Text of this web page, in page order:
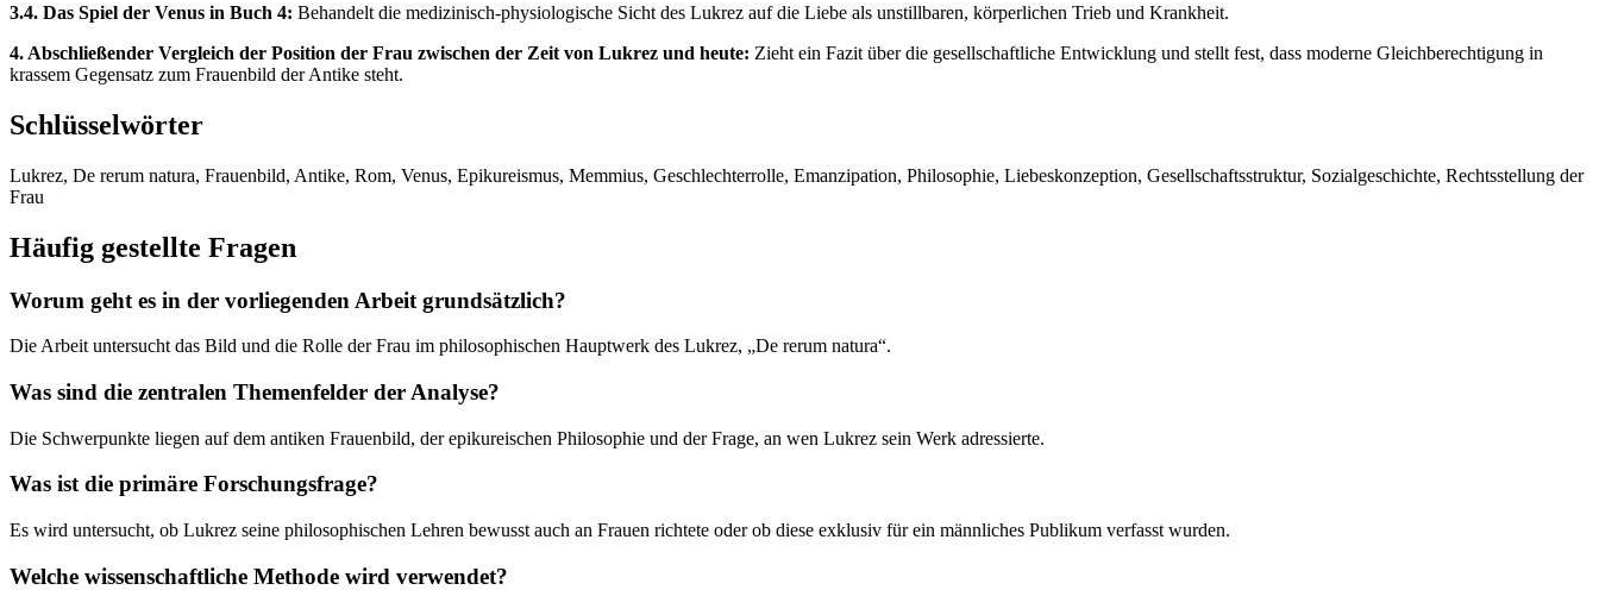
3.4. Das Spiel der Venus in Buch 4: Behandelt die medizinisch-physiologische Sicht des Lukrez auf die Liebe als unstillbaren, körperlichen Trieb und Krankheit.
4. Abschließender Vergleich der Position der Frau zwischen der Zeit von Lukrez und heute: Zieht ein Fazit über die gesellschaftliche Entwicklung und stellt fest, dass moderne Gleichberechtigung in
krassem Gegensatz zum Frauenbild der Antike steht.
Schlüsselwörter
Lukrez, De rerum natura, Frauenbild, Antike, Rom, Venus, Epikureismus, Memmius, Geschlechterrolle, Emanzipation, Philosophie, Liebeskonzeption, Gesellschaftsstruktur, Sozialgeschichte, Rechtsstellung der
Frau
Häufig gestellte Fragen
Worum geht es in der vorliegenden Arbeit grundsätzlich?
Die Arbeit untersucht das Bild und die Rolle der Frau im philosophischen Hauptwerk des Lukrez, „De rerum natura“.
Was sind die zentralen Themenfelder der Analyse?
Die Schwerpunkte liegen auf dem antiken Frauenbild, der epikureischen Philosophie und der Frage, an wen Lukrez sein Werk adressierte.
Was ist die primäre Forschungsfrage?
Es wird untersucht, ob Lukrez seine philosophischen Lehren bewusst auch an Frauen richtete oder ob diese exklusiv für ein männliches Publikum verfasst wurden.
Welche wissenschaftliche Methode wird verwendet?